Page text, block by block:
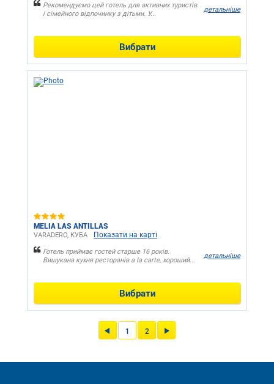
Рекомендуємо цей готель для активних туристів
і сімейного відпочинку з дітьми. У...
детальніше
Вибрати
MELIA LAS ANTILLAS
VARADERO, КУБА Показати на карті
Готель приймає гостей старше 16 років.
Вишукана кухня ресторанів a la carte, хороший...
детальніше
Вибрати
1 2